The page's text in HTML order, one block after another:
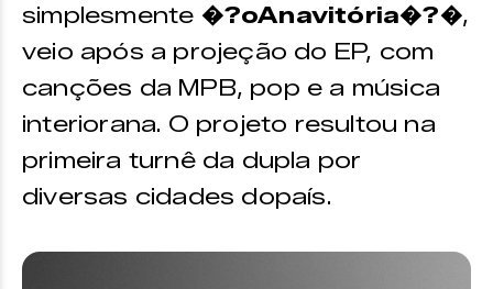
simplesmente �?oAnavitória�?�,
veio após a projeção do EP, com
canções da MPB, pop e a música
interiorana. O projeto resultou na
primeira turnê da dupla por
diversas cidades dopaís.